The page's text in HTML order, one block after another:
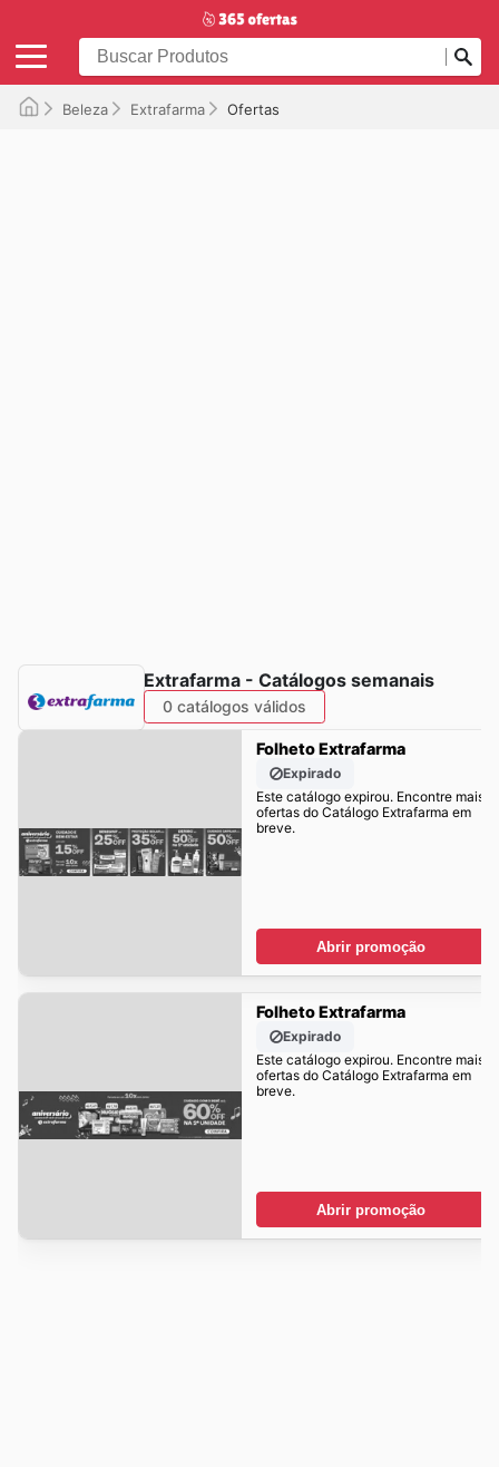
Beleza Extrafarma Ofertas
Extrafarma - Catálogos semanais
0 catálogos válidos
Folheto Extrafarma
Expirado
Este catálogo expirou. Encontre mais
ofertas do Catálogo Extrafarma em
breve.
Abrir promoção
Folheto Extrafarma
Expirado
Este catálogo expirou. Encontre mais
ofertas do Catálogo Extrafarma em
breve.
Abrir promoção